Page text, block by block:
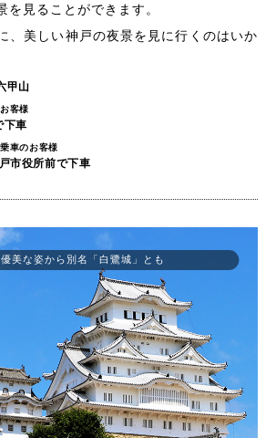
を見ることができます。
、美しい神戸の夜景を見に行くのはいか
甲山
客様
下車
車のお客様
市役所前で下車
美な姿から別名「白鷺城」とも